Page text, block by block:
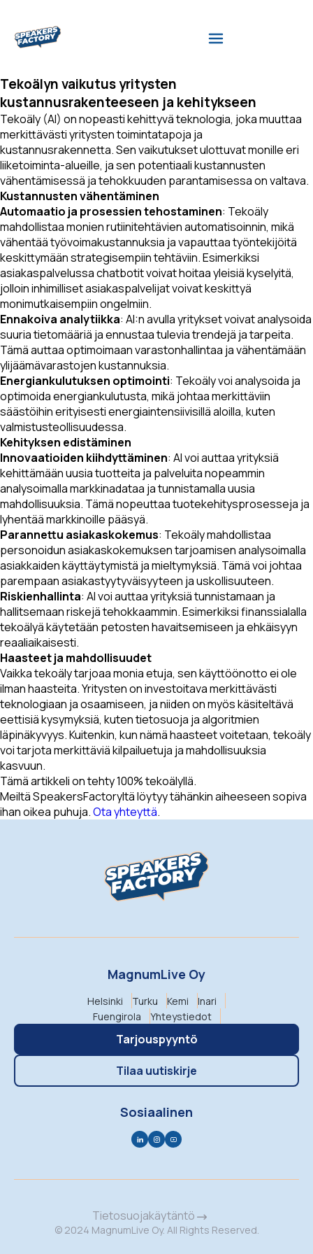
Tekoälyn vaikutus yritysten
kustannusrakenteeseen ja kehitykseen
Tekoäly (AI) on nopeasti kehittyvä teknologia, joka muuttaa
merkittävästi yritysten toimintatapoja ja
kustannusrakennetta. Sen vaikutukset ulottuvat monille eri
liiketoiminta-alueille, ja sen potentiaali kustannusten
vähentämisessä ja tehokkuuden parantamisessa on valtava.
Kustannusten vähentäminen
Automaatio ja prosessien tehostaminen: Tekoäly
mahdollistaa monien rutiinitehtävien automatisoinnin, mikä
vähentää työvoimakustannuksia ja vapauttaa työntekijöitä
keskittymään strategisempiin tehtäviin. Esimerkiksi
asiakaspalvelussa chatbotit voivat hoitaa yleisiä kyselyitä,
jolloin inhimilliset asiakaspalvelijat voivat keskittyä
monimutkaisempiin ongelmiin.
Ennakoiva analytiikka: AI:n avulla yritykset voivat analysoida
suuria tietomääriä ja ennustaa tulevia trendejä ja tarpeita.
Tämä auttaa optimoimaan varastonhallintaa ja vähentämään
ylijäämävarastojen kustannuksia.
Energiankulutuksen optimointi: Tekoäly voi analysoida ja
optimoida energiankulutusta, mikä johtaa merkittäviin
säästöihin erityisesti energiaintensiivisillä aloilla, kuten
valmistusteollisuudessa.
Kehityksen edistäminen
Innovaatioiden kiihdyttäminen: AI voi auttaa yrityksiä
kehittämään uusia tuotteita ja palveluita nopeammin
analysoimalla markkinadataa ja tunnistamalla uusia
mahdollisuuksia. Tämä nopeuttaa tuotekehitysprosesseja ja
lyhentää markkinoille pääsyä.
Parannettu asiakaskokemus: Tekoäly mahdollistaa
personoidun asiakaskokemuksen tarjoamisen analysoimalla
asiakkaiden käyttäytymistä ja mieltymyksiä. Tämä voi johtaa
parempaan asiakastyytyväisyyteen ja uskollisuuteen.
Riskienhallinta: AI voi auttaa yrityksiä tunnistamaan ja
hallitsemaan riskejä tehokkaammin. Esimerkiksi finanssialalla
tekoälyä käytetään petosten havaitsemiseen ja ehkäisyyn
reaaliaikaisesti.
Haasteet ja mahdollisuudet
Vaikka tekoäly tarjoaa monia etuja, sen käyttöönotto ei ole
ilman haasteita. Yritysten on investoitava merkittävästi
teknologiaan ja osaamiseen, ja niiden on myös käsiteltävä
eettisiä kysymyksiä, kuten tietosuoja ja algoritmien
läpinäkyvyys. Kuitenkin, kun nämä haasteet voitetaan, tekoäly
voi tarjota merkittäviä kilpailuetuja ja mahdollisuuksia
kasvuun.
Tämä artikkeli on tehty 100% tekoälyllä.
Meiltä SpeakersFactoryltä löytyy tähänkin aiheeseen sopiva
ihan oikea puhuja.Ota yhteyttä.
MagnumLive Oy
Helsinki Turku Kemi
Inari
Fuengirola
Yhteystiedot
Tarjouspyyntö
Tilaa uutiskirje
Sosiaalinen
Tietosuojakäytäntö
© 2024 MagnumLive Oy. All Rights Reserved.